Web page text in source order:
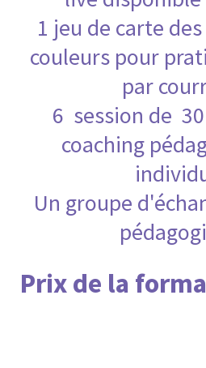
1 jeu de carte
couleurs pour
par
6 session de
coaching
Un groupe
Prix de la